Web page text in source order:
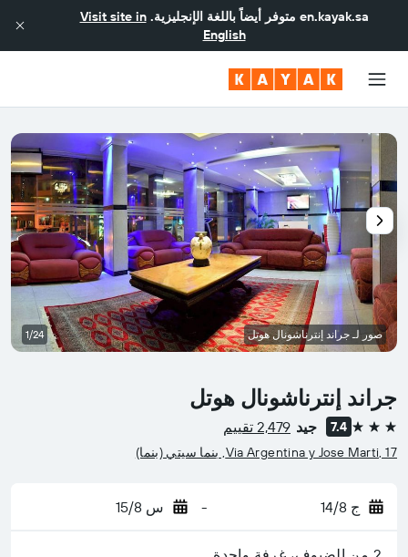
en.kayak.sa متوفر أيضاً باللغة الإنجليزية.Visit site in
English
جراند إنترناشونال هوتل
3 نجوم 7.4 جيد 2,479 تقييم
Via Argentina y Jose Marti, 17, بنما سيتي (بنما)
ج 14/8 - س 15/8
صور لـ جراند إنترناشونال هوتل 1/24